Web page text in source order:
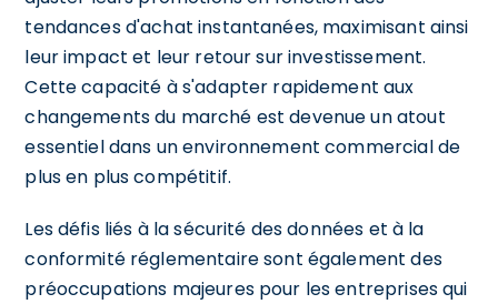
tendances d'achat instantanées, maximisant ainsi
leur impact et leur retour sur investissement.
Cette capacité à s'adapter rapidement aux
changements du marché est devenue un atout
essentiel dans un environnement commercial de
plus en plus compétitif.
Les défis liés à la sécurité des données et à la
conformité réglementaire sont également des
préoccupations majeures pour les entreprises qui